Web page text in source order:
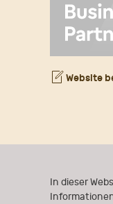
In dieser
Website